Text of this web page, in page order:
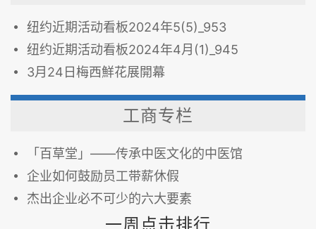
纽约近期活动看板2024年5(5)_953
纽约近期活动看板2024年4月(1)_945
3月24日梅西鮮花展開幕
工商专栏
「百草堂」——传承中医文化的中医馆
企业如何鼓励员工带薪休假
杰出企业必不可少的六大要素
一周点击排行